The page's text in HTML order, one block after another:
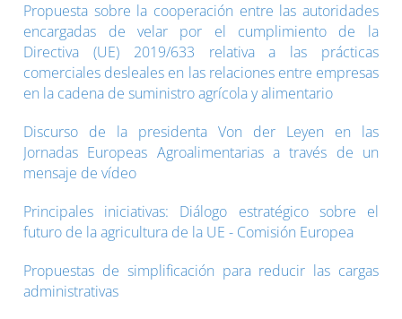
Propuesta sobre la cooperación entre las autoridades
encargadas de velar por el cumplimiento de la
Directiva (UE) 2019/633 relativa a las prácticas
comerciales desleales en las relaciones entre empresas
en la cadena de suministro agrícola y alimentario
Discurso de la presidenta Von der Leyen en las
Jornadas Europeas Agroalimentarias a través de un
mensaje de vídeo
Principales iniciativas: Diálogo estratégico sobre el
futuro de la agricultura de la UE - Comisión Europea
Propuestas de simplificación para reducir las cargas
administrativas